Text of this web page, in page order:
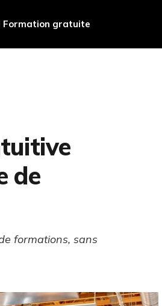
Formation gratuite
de
formations, sans